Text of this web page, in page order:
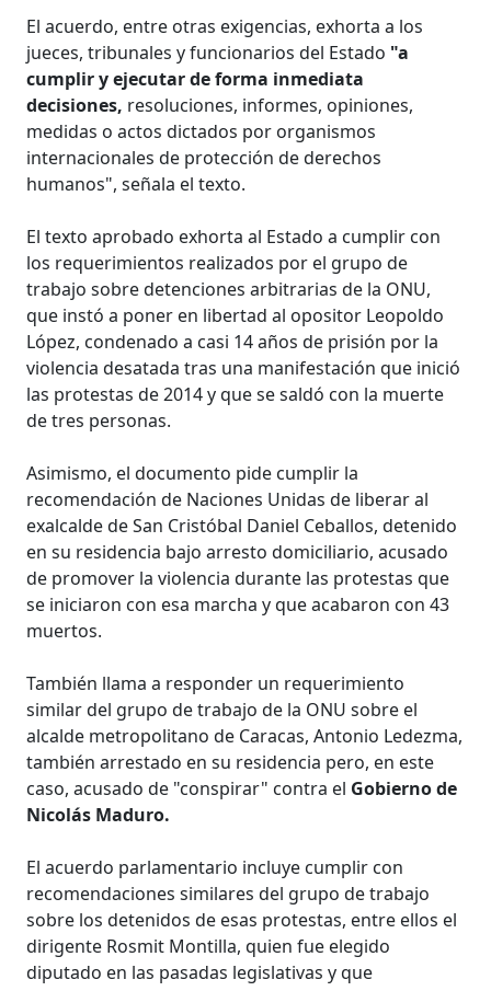
El acuerdo, entre otras exigencias, exhorta a los
jueces, tribunales y funcionarios del Estado "a
cumplir y ejecutar de forma inmediata
decisiones, resoluciones, informes, opiniones,
medidas o actos dictados por organismos
internacionales de protección de derechos
humanos", señala el texto.
El texto aprobado exhorta al Estado a cumplir con
los requerimientos realizados por el grupo de
trabajo sobre detenciones arbitrarias de la ONU,
que instó a poner en libertad al opositor Leopoldo
López, condenado a casi 14 años de prisión por la
violencia desatada tras una manifestación que inició
las protestas de 2014 y que se saldó con la muerte
de tres personas.
Asimismo, el documento pide cumplir la
recomendación de Naciones Unidas de liberar al
exalcalde de San Cristóbal Daniel Ceballos, detenido
en su residencia bajo arresto domiciliario, acusado
de promover la violencia durante las protestas que
se iniciaron con esa marcha y que acabaron con 43
muertos.
También llama a responder un requerimiento
similar del grupo de trabajo de la ONU sobre el
alcalde metropolitano de Caracas, Antonio Ledezma,
también arrestado en su residencia pero, en este
caso, acusado de "conspirar" contra el Gobierno de
Nicolás Maduro.
El acuerdo parlamentario incluye cumplir con
recomendaciones similares del grupo de trabajo
sobre los detenidos de esas protestas, entre ellos el
dirigente Rosmit Montilla, quien fue elegido
diputado en las pasadas legislativas y que